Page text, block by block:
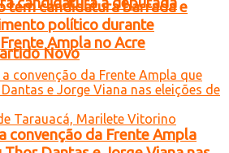
Novo
tem candidatura barrada e
político durante
Ampla no Acre
convenção da Frente Ampla